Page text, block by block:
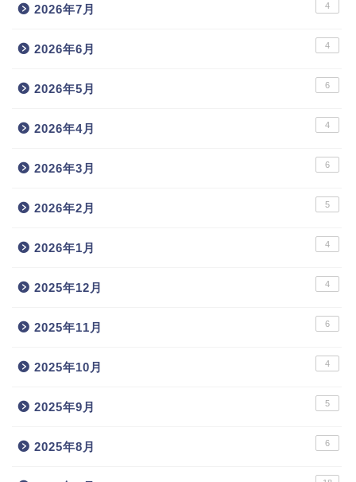
2026年7月 4
2026年6月 4
2026年5月 6
2026年4月 4
2026年3月 6
2026年2月 5
2026年1月 4
2025年12月 4
2025年11月 6
2025年10月 4
2025年9月 5
2025年8月 6